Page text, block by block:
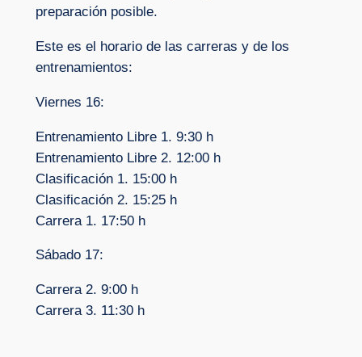
preparación posible.
Este es el horario de las carreras y de los
entrenamientos:
Viernes 16:
Entrenamiento Libre 1. 9:30 h
Entrenamiento Libre 2. 12:00 h
Clasificación 1. 15:00 h
Clasificación 2. 15:25 h
Carrera 1. 17:50 h
Sábado 17:
Carrera 2. 9:00 h
Carrera 3. 11:30 h